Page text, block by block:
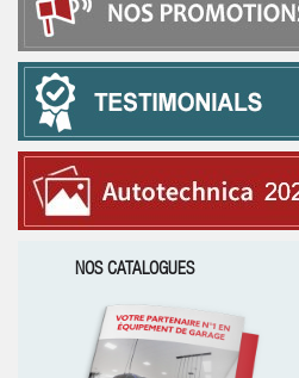
NOS CATALOGUES